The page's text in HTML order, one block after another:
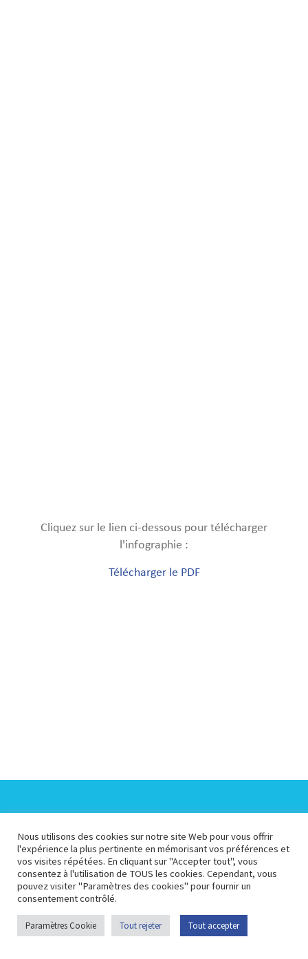
Cliquez sur le lien ci-dessous pour télécharger
l'infographie :
Télécharger le PDF
Espace Presse
Espace Pédagogique Espace Membre
Plan du site
Portail
opendata
Contactez-nous
Nous utilisons des cookies sur notre site Web pour vous offrir
l'expérience la plus pertinente en mémorisant vos préférences et
vos visites répétées. En cliquant sur "Accepter tout", vous
consentez à l'utilisation de TOUS les cookies. Cependant, vous
pouvez visiter "Paramètres des cookies" pour fournir un
consentement contrôlé.
Paramètres Cookie Tout rejeter Tout accepter